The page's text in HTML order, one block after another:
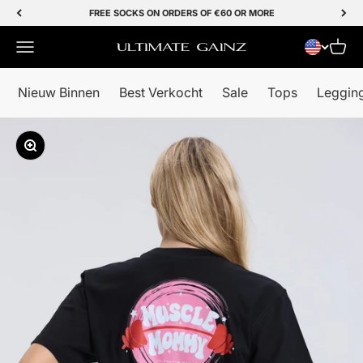
Skip to Content FREE SOCKS ON ORDERS OF €60 OR MORE
Menu Ultimate Gainz Cart
Nieuw Binnen Best Verkocht Sale Tops
Zoom In/Out